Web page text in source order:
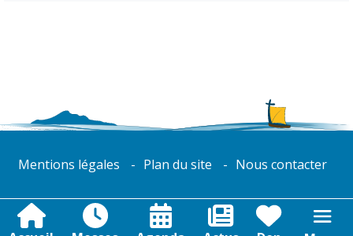
Mentions légales Plan du site Nous contacter